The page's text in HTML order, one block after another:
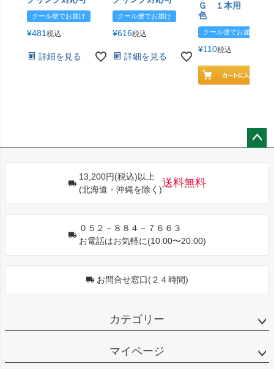
クール便でお届け
¥481 税込
詳細を見る
クール便でお届け
¥616税込
詳細を見る
Ｇ １本用 エン
色
クール便でお届け
¥110税込
13,200円(税込)以上
(北海道・沖縄を除く)
送料無料
０５２－８８４－７６６３
お電話はお気軽に(10:00〜20:00)
お問合せ窓口(２４時間)
カテゴリー
マイページ